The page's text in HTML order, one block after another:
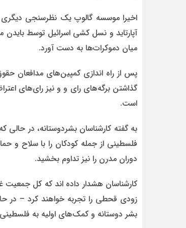
آپارتاید و نسل کشی اسرائیل توسط
میان دموکرات‌ها به دست آورد.
پس از راه اندازی کمپین‌های مدافعان
گذاشتن برگه‌های رای و و نیز رای‌های
است.
به گفته کارشناسان بشردوستانه، در
فلسطینی از جمله کودکان را با سلاح و
دوران مدرن را نیز تداوم بخشید.
زودی قحطی را تجربه خواهند کرد – در
بشر دوستانه و کمک‌های اولیه به